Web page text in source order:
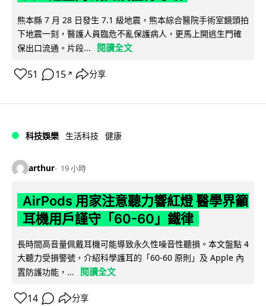
熊本縣 7 月 28 日發生 7.1 級地震，熊本綜合醫院手術室鏡頭拍
下地震一刻，醫護人員臨危不亂保護病人，更馬上開逃生門確
保出口流通。片段...
閱讀全文
51 15 ↗ 分享
科技娛樂 生活科技 健康
arthur 19 小時
AirPods 用家注意聽力響紅燈 醫學界籲
耳機用戶謹守「60-60」鐵律
長時間高音量佩戴耳機可能導致永久性噪音性聽損。本文盤點 4
大聽力受損警號，介紹科學護耳的「60-60 原則」及 Apple 內
置防護功能，...
閱讀全文
14 分享